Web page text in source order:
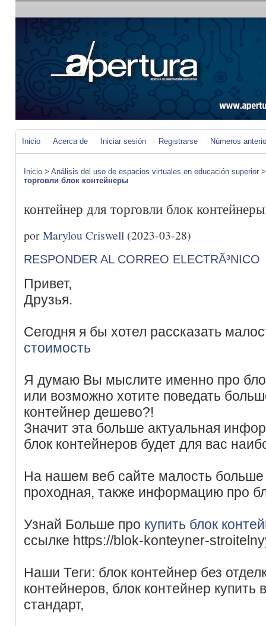
Inicio Acerca de Iniciar sesión Registrarse Números
Inicio > Análisis del uso de espacios virtuales en educación superior
торговли блок контейнеры
контейнер для торговли блок контейнеры
porMarylou Criswell (2023-03-28)
RESPONDER AL CORREO ELECTRÃ³NICO
Привет,
Друзья.
Сегодня я бы хотел рассказать
стоимость
Я думаю Вы мыслите именно про
или возможно хотите поведать
контейнер дешево?!
Значит эта больше актуальная
блок контейнеров будет для вас
На нашем веб сайте малость больше
проходная, также информацию про
Узнай Больше про купить блок
ссылке https://blok-konteyner-
Наши Теги: блок контейнер без
контейнеров, блок контейнер купить
стандарт,